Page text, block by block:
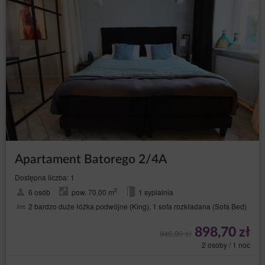
osobowych dokonane przed cofnięciem zgody
nadal pozostanie zgodne z prawem. Cofnięcie
zgody spowoduje zaprzestanie przetwarzania
przez Administratora danych osobowych w celu,
w którym zgoda ta została wyrażona.
Aby skorzystać z wyżej wymienionych praw, osoba,
której dane dotyczą, powinna skontaktować się,
Administratorem danych i poinformować go, z którego
Prezes Urzędu Ochrony Danych Osobowych
Osoba, której dane dotyczą, ma prawo wnieść skargę do
Ochrony Danych Osobowych z siedzibą w Warszawie, ul.
Stawki 2, z którym można kontaktować się w następujący
przez elektroniczną skrzynkę podawczą dostępną na
stronie: https://www.uodo.gov.pl/pl/p/kontakt ;
Apartament Batorego 2/4A
Dostępna liczba: 1
6 osób
pow. 70,00 m2
1 sypialnia
2 bardzo duże łóżka podwójne (King), 1 sofa rozkładana (Sofa Bed)
946,00 zł 898,70 zł
2 osoby / 1 noc